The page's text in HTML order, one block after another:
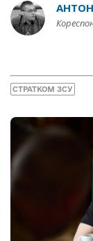
СТРАТКОМ ЗСУ